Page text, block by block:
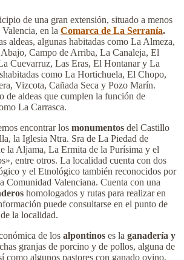
de una gran extensión, situado a menos
en la Comarca de La Serranía.
aldeas, algunas habitadas como La Almeza,
Campo de Arriba, La Canaleja, El
Cuevarruz, Las Eras, El Hontanar y La
como La Hortichuela, El Chopo,
Vizcota, Cañada Seca y Pozo Marín.
de aldeas que cumplen la función de
La Carrasca.
encontrar los monumentos del Castillo
la Iglesia Ntra. Sra de La Piedad de
la Aljama, La Ermita de la Purísima y el
entre otros. La localidad cuenta con dos
y el Etnológico también reconocidos por
Comunidad Valenciana. Cuenta con una
homologados y rutas para realizar en
puede consultarse en el punto de
la localidad.
de los alpontinos es la ganadería y
granjas de porcino y de pollos, alguna de
como algunos pastores con ganado ovino,